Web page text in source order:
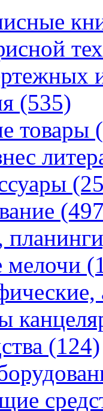
(535)
товары
мелочи
(124)